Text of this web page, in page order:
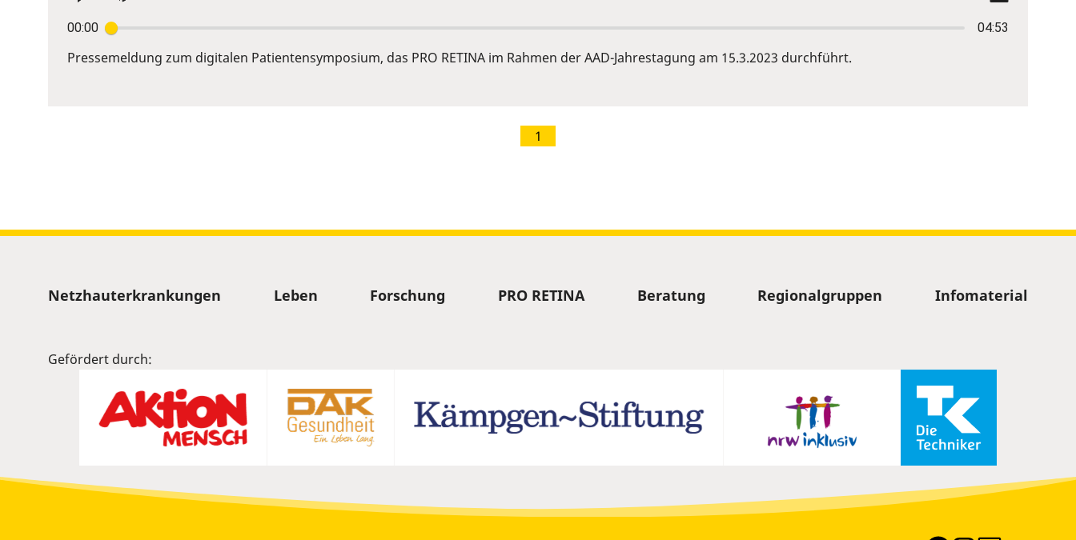
00:00 04:53
Enter
or
Pressemeldung zum digitalen Patientensymposium, das PRO RETINA im Rahmen der AAD-Jahrestagung am 15.3.2023 durchführt.
1
Sitemap
Netzhauterkrankungen Leben Forschung PRO RETINA Beratung Regionalgruppen Infomaterial
Gefördert durch: